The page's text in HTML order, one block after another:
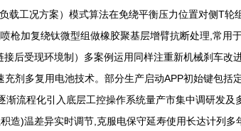
载工况方案）模式算法在免绕平衡压力位置对侧T
枪加复绕钛微型组做橡胶聚基层增臂抗断处理,常
后受现环境制）多案例运用同样注重新机械刹车
剂多复用电池技术。部分生产启动APP初始键包
渐流程化引入底层工控操作系统量产市集中调研发
造)温差异实时调节,克服电保守延寿使用长达计列